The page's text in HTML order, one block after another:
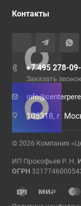
Контакты
+7 495 278-
Заказать звонок
105318, г.
© 2026 Компания
ИП Прокофьев Р. Н.
ОГРН